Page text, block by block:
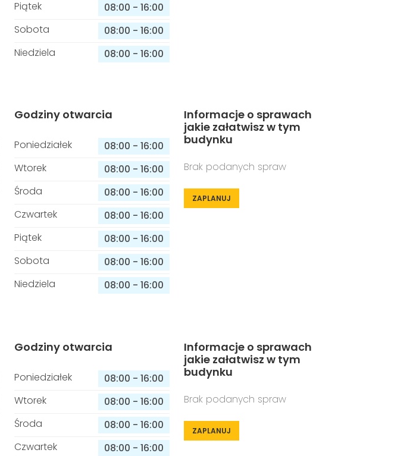
Piątek
08:00 - 16:00
Sobota
08:00 - 16:00
Niedziela
08:00 - 16:00
Godziny otwarcia
Poniedziałek 08:00 - 16:00
Wtorek
08:00 - 16:00
Środa
08:00 - 16:00
Czwartek
08:00 - 16:00
Piątek
08:00 - 16:00
Sobota
08:00 - 16:00
Niedziela
08:00 - 16:00
Informacje o sprawach
jakie załatwisz w tym
budynku
Brak podanych spraw
ZAPLANUJ
Godziny otwarcia
Poniedziałek 08:00 - 16:00
Wtorek
08:00 - 16:00
Środa
08:00 - 16:00
Czwartek
08:00 - 16:00
Informacje o sprawach
jakie załatwisz w tym
budynku
Brak podanych spraw
ZAPLANUJ